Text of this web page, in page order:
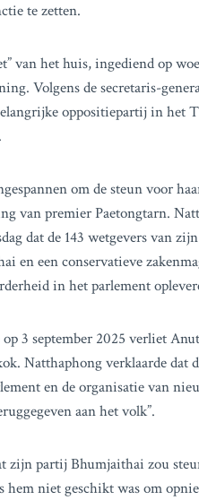
te zetten.
van het huis, ingediend op
Volgens de secretaris-
oppositiepartij in
om de steun voor
van premier Paetongtarn.
dat de 143 wetgevers van
en een conservatieve
in het parlement
op 3 september 2025 verliet
Natthaphong verklaarde
en de organisatie van
aan het volk”.
zijn partij Bhumjaithai zou
hem niet geschikt was om